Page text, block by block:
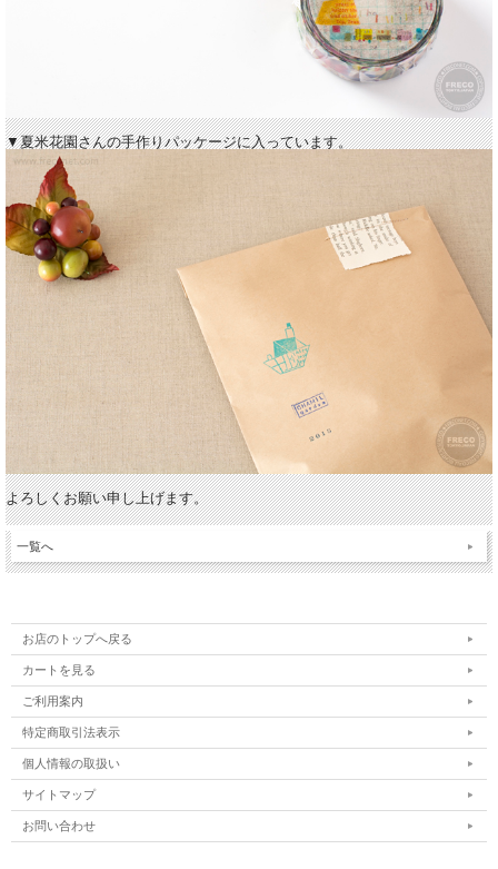
▼夏米花園さんの手作りパッケージに入っています。
よろしくお願い申し上げます。
一覧へ
お店のトップへ戻る
カートを見る
ご利用案内
特定商取引法表示
個人情報の取扱い
サイトマップ
お問い合わせ